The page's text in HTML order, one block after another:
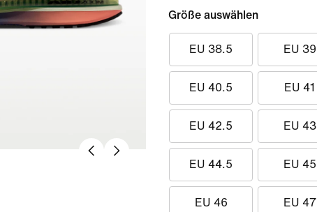
Größe auswählen
EU 38.5 EU 39
EU 40.5 EU 41
EU 42.5 EU 43
EU 44.5 EU 45
EU 46 EU 47